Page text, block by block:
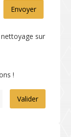
Envoyer
sur
!
Valider